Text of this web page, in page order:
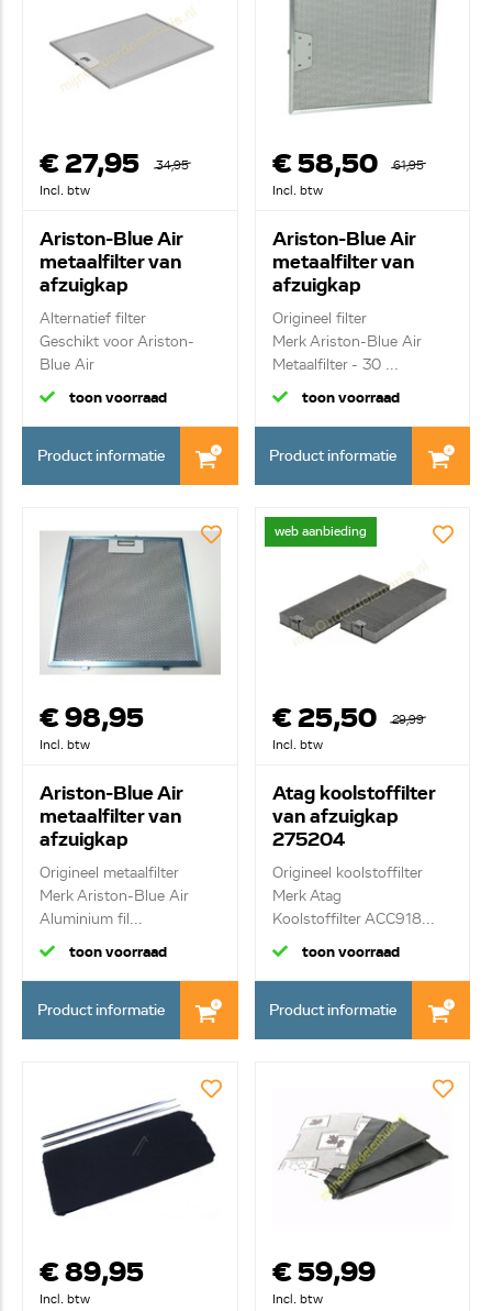
€ 27,95
34,95
Incl. btw
Ariston-Blue Air
metaalfilter van
afzuigkap
C00059594
Alternatief filter
Geschikt voor Ariston-
Blue Air
Metaalfi...
toon voorraad
Product informatie
€ 58,50
61,95
Incl. btw
Ariston-Blue Air
metaalfilter van
afzuigkap
C00059594
Origineel filter
Merk Ariston-Blue Air
Metaalfilter - 30 ...
toon voorraad
Product informatie
€ 98,95
Incl. btw
Ariston-Blue Air
metaalfilter van
afzuigkap
C00145161
Origineel metaalfilter
Merk Ariston-Blue Air
Aluminium fil...
toon voorraad
Product informatie
web aanbieding
€ 25,50
29,99
Incl. btw
Atag koolstoffilter
van afzuigkap
275204
Origineel koolstoffilter
Merk Atag
Koolstoffilter ACC918...
toon voorraad
Product informatie
€ 89,95
Incl. btw
€ 59,99
Incl. btw